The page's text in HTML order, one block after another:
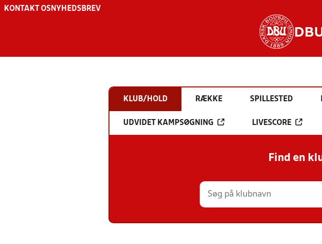
KONTAKT OS NYHEDSBREV
KLUB/HOLD RÆKKE SPILLESTED
UDVIDET KAMPSØGNING LIVESCORE
Find en